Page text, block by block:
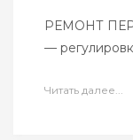
РЕМОНТ
—
Читать далее...